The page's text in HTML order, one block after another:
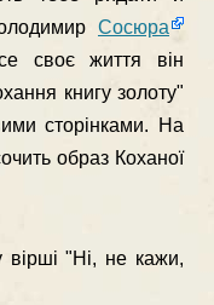
Сосюра
своє життя він
книгу золоту"
сторінками. На
образ Коханої
вірші "Ні, не кажи,